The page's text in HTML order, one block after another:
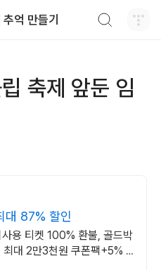
억 만들기
축제 앞둔 임
대 87% 할인
용 티켓 100% 환불, 골드박
대 2만3천원 쿠폰팩+5% 추